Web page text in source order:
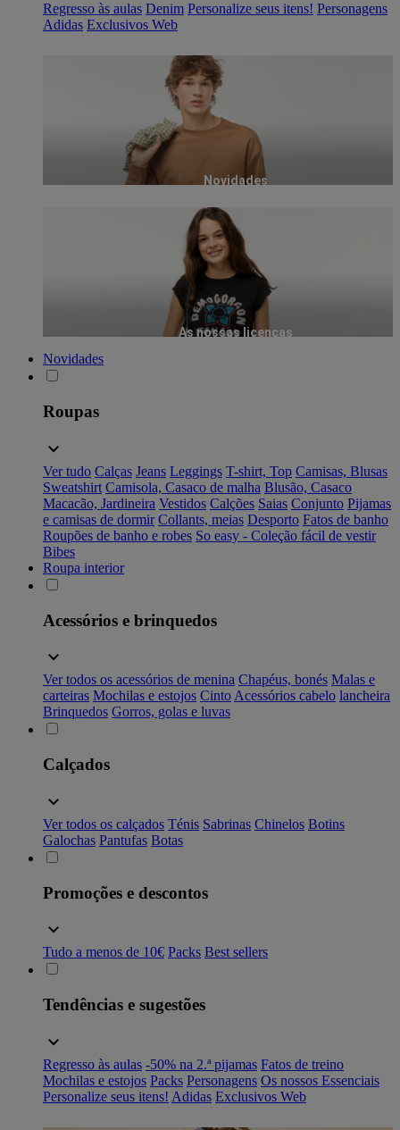
Regresso às aulas Denim Personalize seus itens! Personagens
Adidas Exclusivos Web
Novidades
As nossas licenças
Novidades
Roupas
Ver tudo Calças Jeans Leggings T-shirt, Top Camisas, Blusas
Sweatshirt Camisola, Casaco de malha Blusão, Casaco
Macacão, Jardineira Vestidos Calções Saias Conjunto Pijamas
e camisas de dormir Collants, meias Desporto Fatos de banho
Roupões de banho e robes So easy - Coleção fácil de vestir
Bibes
Roupa interior
Acessórios e brinquedos
Ver todos os acessórios de menina Chapéus, bonés Malas e
carteiras Mochilas e estojos Cinto Acessórios cabelo lancheira
Brinquedos Gorros, golas e luvas
Calçados
Ver todos os calçados Ténis Sabrinas Chinelos Botins
Galochas Pantufas Botas
Promoções e descontos
Tudo a menos de 10€ Packs Best sellers
Tendências e sugestões
Regresso às aulas -50% na 2.ª pijamas Fatos de treino
Mochilas e estojos Packs Personagens Os nossos Essenciais
Personalize seus itens! Adidas Exclusivos Web